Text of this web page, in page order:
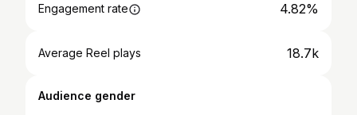
Engagement rate 4.82%
Average Reel plays 18.7k
Audience gender